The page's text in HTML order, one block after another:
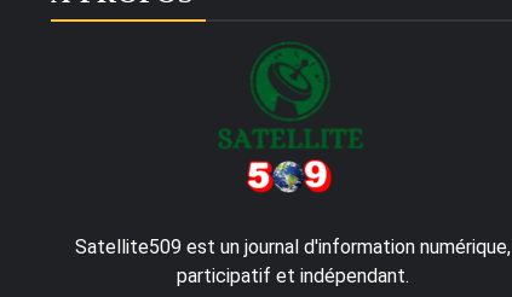
Satellite509 est un journal d'information numérique,
participatif et indépendant.